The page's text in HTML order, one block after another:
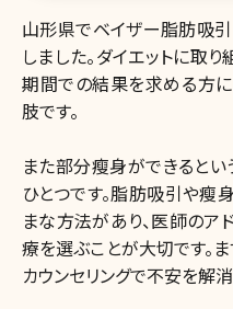
山形県でベイザー脂肪吸引
しました。ダイエットに取
期間での結果を求める方
肢です。
また部分瘦身ができると
ひとつです。脂肪吸引や瘦
まな方法があり、医師のア
療を選ぶことが大切です。
カウンセリングで不安を解